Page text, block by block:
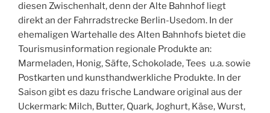
diesen Zwischenhalt, denn der Alte Bahnhof liegt
direkt an der Fahrradstrecke Berlin-Usedom. In der
ehemaligen Wartehalle des Alten Bahnhofs bietet die
Tourismusinformation regionale Produkte an:
Marmeladen, Honig, Säfte, Schokolade, Tees u.a. sowie
Postkarten und kunsthandwerkliche Produkte. In der
Saison gibt es dazu frische Landware original aus der
Uckermark: Milch, Butter, Quark, Joghurt, Käse, Wurst,